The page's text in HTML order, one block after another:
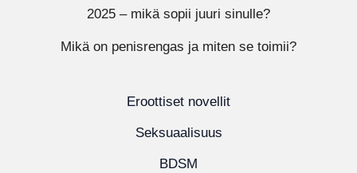
2025 – mikä sopii juuri sinulle?
Mikä on penisrengas ja miten se toimii?
Eroottiset novellit
Seksuaalisuus
BDSM